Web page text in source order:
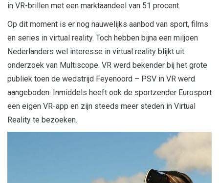
in VR-brillen met een marktaandeel van 51 procent.
Op dit moment is er nog nauwelijks aanbod van sport, films
en series in virtual reality. Toch hebben bijna een miljoen
Nederlanders wel interesse in virtual reality blijkt uit
onderzoek van Multiscope. VR werd bekender bij het grote
publiek toen de wedstrijd Feyenoord – PSV in VR werd
aangeboden. Inmiddels heeft ook de sportzender Eurosport
een eigen VR-app en zijn steeds meer steden in Virtual
Reality te bezoeken.